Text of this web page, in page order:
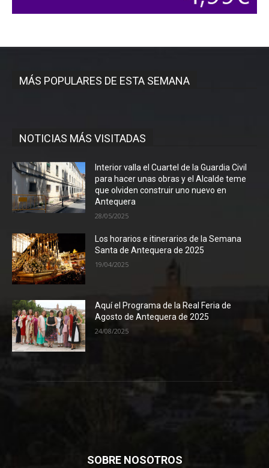
MÁS POPULARES DE ESTA SEMANA
NOTICIAS MÁS VISITADAS
Interior valla el Cuartel de la Guardia Civil
para hacer unas obras y el Alcalde teme
que olviden construir uno nuevo en
Antequera
28/05/2025
Los horarios e itinerarios de la Semana
Santa de Antequera de 2025
19/04/2025
Aquí el Programa de la Real Feria de
Agosto de Antequera de 2025
24/08/2025
SOBRE NOSOTROS